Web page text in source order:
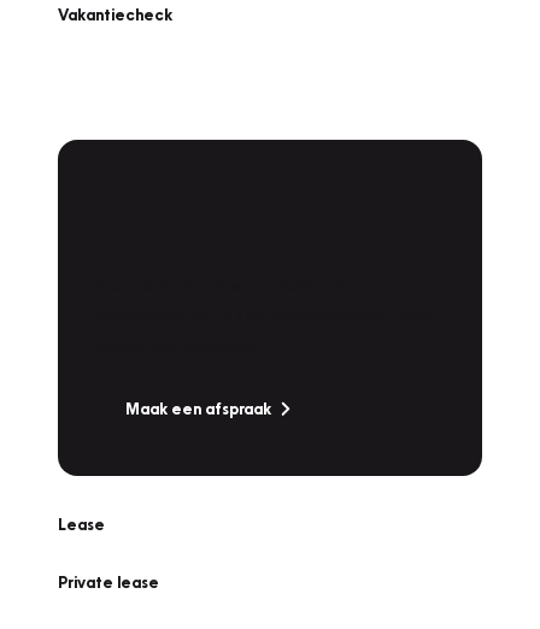
Vakantiecheck
Maak een afspraak
Lease
Private lease